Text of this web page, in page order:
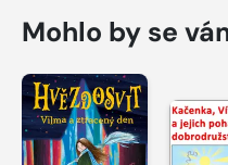
Mohlo by se